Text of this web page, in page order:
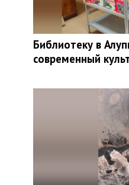
Библиотеку в
современный